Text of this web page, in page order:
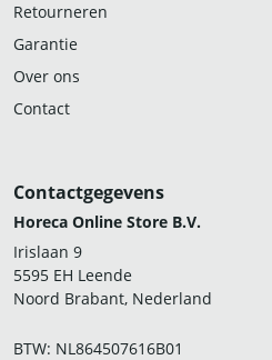
Retourneren
Garantie
Over ons
Contact
Contactgegevens
Horeca Online Store B.V.
Irislaan 9
5595 EH Leende
Noord Brabant, Nederland
BTW: NL864507616B01